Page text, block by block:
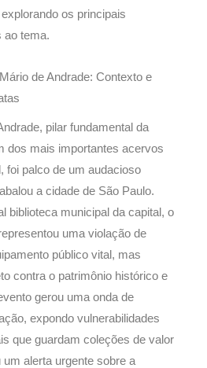
os principais
ao tema.
de Andrade: Contexto e
pilar fundamental da
dos mais importantes acervos
foi palco de um audacioso
a cidade de São Paulo.
biblioteca municipal da capital, o
uma violação de
público vital, mas
contra o patrimônio histórico e
gerou uma onda de
expondo vulnerabilidades
que guardam coleções de valor
alerta urgente sobre a